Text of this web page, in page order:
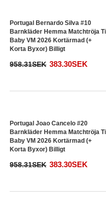
Barnkläder Hemma Matchtröja Till
Baby VM 2026 Kortärmad (+
Korta Byxor) Billigt
Barnkläder Hemma Matchtröja Till
Baby VM 2026 Kortärmad (+
Korta Byxor) Billigt